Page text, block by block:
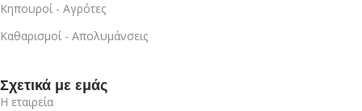
Κηπουροί - Αγρότες
Καθαρισμοί - Απολυμάνσεις
Σχετικά με εμάς
Η εταιρεία